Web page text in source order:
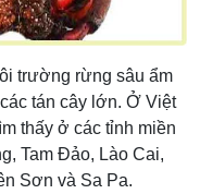
trường rừng sâu ẩm
tán cây lớn. Ở Việt
thấy ở các tỉnh miền
Tam Đảo, Lào Cai,
Sơn và Sa Pa.